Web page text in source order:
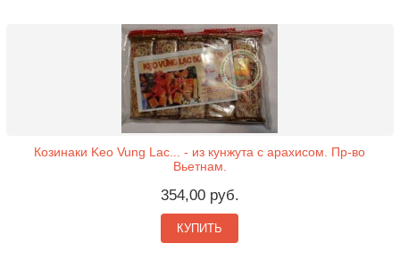
Козинаки Keo Vung Lac... - из кунжута с арахисом. Пр-во
Вьетнам.
354,00 руб.
КУПИТЬ